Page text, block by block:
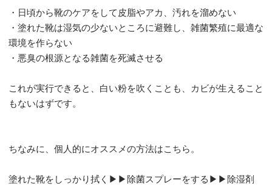
・日頃から靴のケアをして皮脂やアカ、汚れを溜めない
・塗れた靴は湿気の少ないところに避難し、雑菌繁殖に最適な
環境を作らない
・悪臭の根源となる雑菌を死滅させる
これが実行できると、白い粉を吹くことも、カビが生えること
もないはずです。
ちなみに、個人的にオススメの方法はこちら。
塗れた靴をしっかり拭く▶▶除菌スプレーをする▶▶除湿剤